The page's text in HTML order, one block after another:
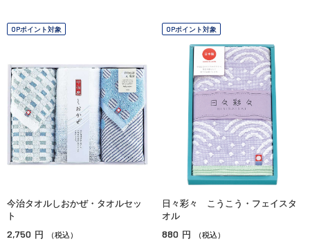
OPポイント対象
今治タオルしおかぜ・タオルセッ
ト
2,750 円 （税込）
OPポイント対象
日々彩々 こうこう・フェイスタ
オル
880 円 （税込）